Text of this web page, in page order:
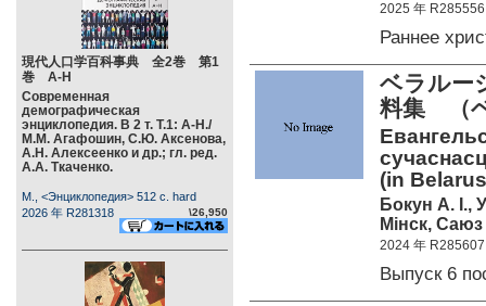
現代人口学百科事典 全2巻 第1
巻 А-Н
Современная
демографическая
энциклопедия. В 2 т. Т.1: А-Н./
М.М. Агафошин, С.Ю. Аксенова,
А.Н. Алексеенко и др.; гл. ред.
А.А. Ткаченко.
М., <Энциклопедия> 512 c. hard
2026 年 R281318
\26,950
2025 年 R285556
Раннее
ベラル
料集 （
(in
Бокун А. I.,
Мiнск,
2024 年 R285607
Выпуск 6